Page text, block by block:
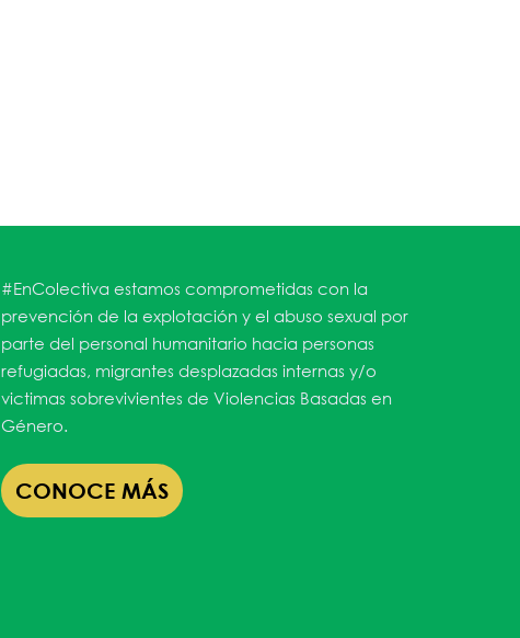
#EnColectiva estamos comprometidas con la
prevención de la explotación y el abuso sexual por
parte del personal humanitario hacia personas
refugiadas, migrantes desplazadas internas y/o
victimas sobrevivientes de Violencias Basadas en
Género.
CONOCE MÁS